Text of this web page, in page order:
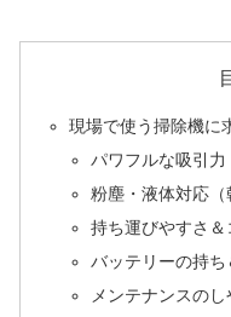
現場で使う掃除機に
パワフルな吸引力
粉塵・液体対応（
持ち運びやすさ
バッテリーの持ち
メンテナンスのし